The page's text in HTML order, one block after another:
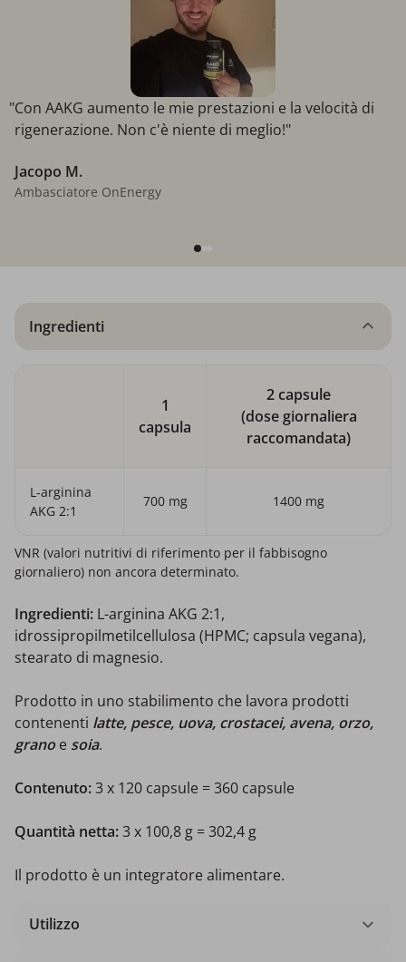
"Con AAKG aumento le mie prestazioni e la velocità di
rigenerazione. Non c'è niente di meglio!"
Jacopo M.
Ambasciatore OnEnergy
Ingredienti
1
capsula
2 capsule
(dose giornaliera
raccomandata)
L-arginina
AKG 2:1
700 mg 1400 mg
VNR (valori nutritivi di riferimento per il fabbisogno
giornaliero) non ancora determinato.
Ingredienti: L-arginina AKG 2:1,
idrossipropilmetilcellulosa (HPMC; capsula vegana),
stearato di magnesio.
Prodotto in uno stabilimento che lavora prodotti
contenenti latte, pesce, uova, crostacei, avena, orzo,
granoe soia.
Contenuto:3 x 120 capsule = 360 capsule
Quantità netta:3 x 100,8 g = 302,4 g
Il prodotto è un integratore alimentare.
Utilizzo